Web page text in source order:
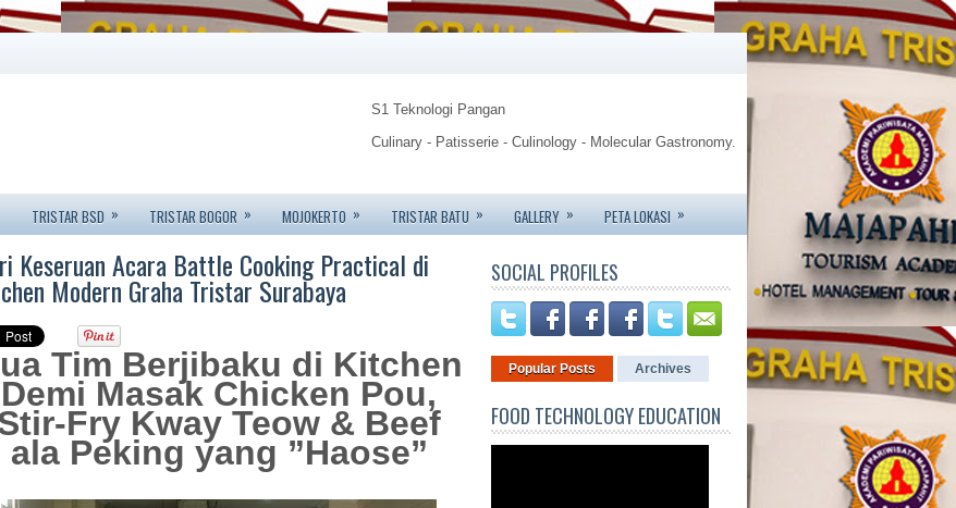
S1 Teknologi Pangan
Culinary - Patisserie - Culinology - Molecular Gastronomy.
Food Technology.
Tristar Institute - Jemursari 244 - Surabaya
Info: 081234506426 - 081233752227.
TRISTAR BSD » TRISTAR BOGOR » MOJOKERTO » TRISTAR BATU » GALLERY » PETA LOKASI »
Keseruan Acara Battle Cooking Practical di
Modern Graha Tristar Surabaya
Tim Berjibaku di Kitchen
Demi Masak Chicken Pou,
Fry Kway Teow & Beef
ala Peking yang ”Haose”
SOCIAL PROFILES
Popular Posts Archives
FOOD TECHNOLOGY EDUCATION